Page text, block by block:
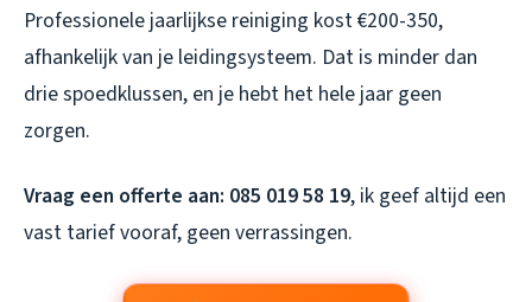
Professionele jaarlijkse reiniging kost €200-350,
afhankelijk van je leidingsysteem. Dat is minder dan
drie spoedklussen, en je hebt het hele jaar geen
zorgen.
Vraag een offerte aan: 085 019 58 19, ik geef altijd een
vast tarief vooraf, geen verrassingen.